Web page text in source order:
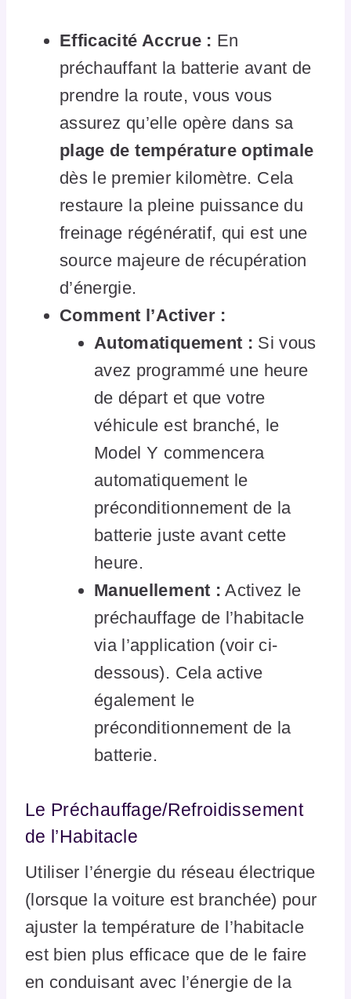
Efficacité Accrue : En
préchauffant la batterie avant de
prendre la route, vous vous
assurez qu’elle opère dans sa
plage de température optimale
dès le premier kilomètre. Cela
restaure la pleine puissance du
freinage régénératif, qui est une
source majeure de récupération
d’énergie.
Comment l’Activer :
Automatiquement : Si vous
avez programmé une heure
de départ et que votre
véhicule est branché, le
Model Y commencera
automatiquement le
préconditionnement de la
batterie juste avant cette
heure.
Manuellement : Activez le
préchauffage de l’habitacle
via l’application (voir ci-
dessous). Cela active
également le
préconditionnement de la
batterie.
Le Préchauffage/Refroidissement
de l’Habitacle
Utiliser l’énergie du réseau électrique
(lorsque la voiture est branchée) pour
ajuster la température de l’habitacle
est bien plus efficace que de le faire
en conduisant avec l’énergie de la